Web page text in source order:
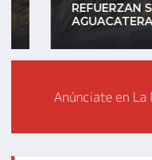
REFUERZAN
AGUACATERAS DE